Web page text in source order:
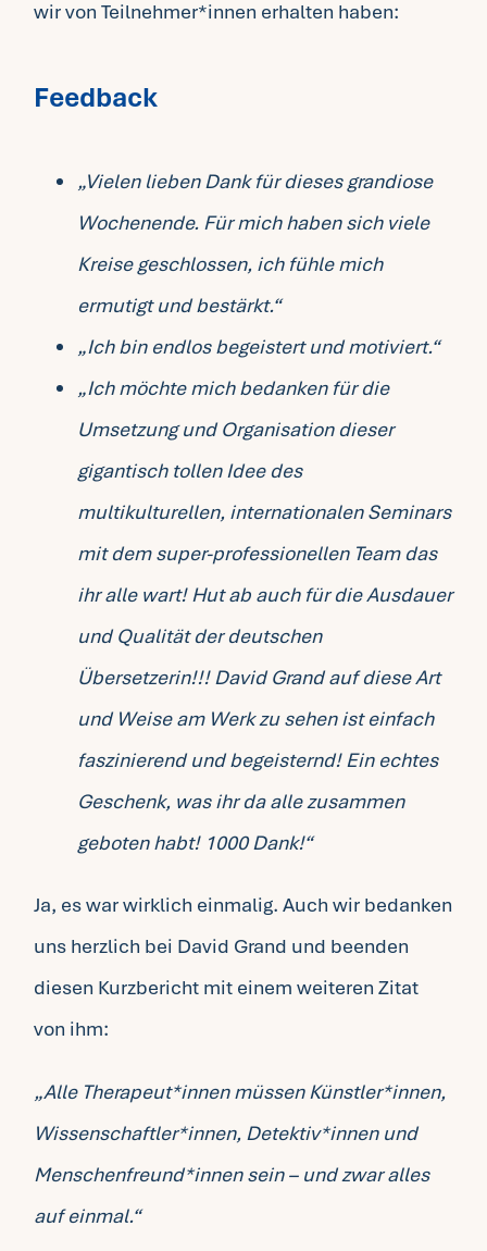
wir von Teilnehmer*innen erhalten haben:
Feedback
„Vielen lieben Dank für dieses grandiose
Wochenende. Für mich haben sich viele
Kreise geschlossen, ich fühle mich
ermutigt und bestärkt.“
„Ich bin endlos begeistert und motiviert.“
„Ich möchte mich bedanken für die
Umsetzung und Organisation dieser
gigantisch tollen Idee des
multikulturellen, internationalen Seminars
mit dem super-professionellen Team das
ihr alle wart! Hut ab auch für die Ausdauer
und Qualität der deutschen
Übersetzerin!!! David Grand auf diese Art
und Weise am Werk zu sehen ist einfach
faszinierend und begeisternd! Ein echtes
Geschenk, was ihr da alle zusammen
geboten habt! 1000 Dank!“
Ja, es war wirklich einmalig. Auch wir bedanken
uns herzlich bei David Grand und beenden
diesen Kurzbericht mit einem weiteren Zitat
von ihm:
„Alle Therapeut*innen müssen Künstler*innen,
Wissenschaftler*innen, Detektiv*innen und
Menschenfreund*innen sein – und zwar alles
auf einmal.“